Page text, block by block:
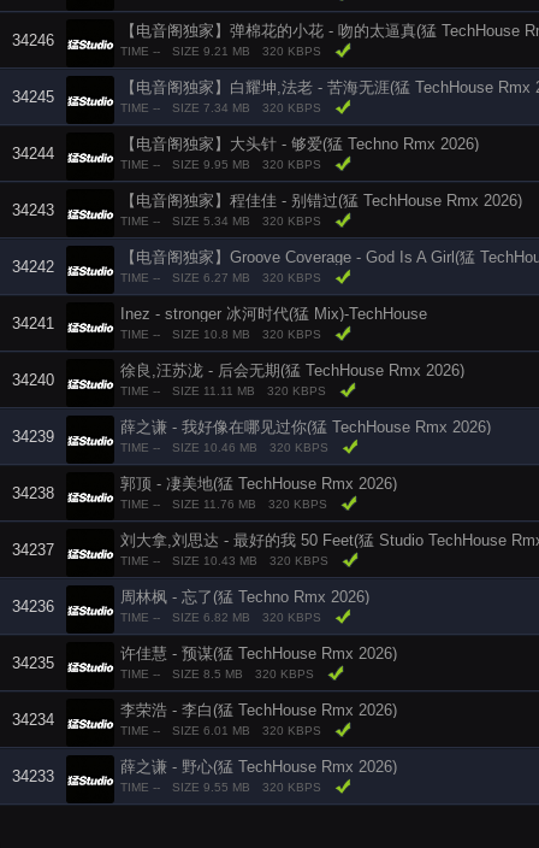
34246
【电音阁独家】弹棉花的小花 - 吻的太逼真(猛 TechHouse
TIME -- SIZE 9.21 MB 320 KBPS
34245
【电音阁独家】白耀坤,法老 - 苦海无涯(猛 TechHouse Rmx
TIME -- SIZE 7.34 MB 320 KBPS
34244
【电音阁独家】大头针 - 够爱(猛 Techno Rmx 2026)
TIME -- SIZE 9.95 MB 320 KBPS
34243
【电音阁独家】程佳佳 - 别错过(猛 TechHouse Rmx 2026)
TIME -- SIZE 5.34 MB 320 KBPS
34242
【电音阁独家】Groove Coverage - God Is A Girl(猛
TIME -- SIZE 6.27 MB 320 KBPS
34241
Inez - stronger 冰河时代(猛 Mix)-TechHouse
TIME -- SIZE 10.8 MB 320 KBPS
34240
徐良,汪苏泷 - 后会无期(猛 TechHouse Rmx 2026)
TIME -- SIZE 11.11 MB 320 KBPS
34239
薛之谦 - 我好像在哪见过你(猛 TechHouse Rmx 2026)
TIME -- SIZE 10.46 MB 320 KBPS
34238
郭顶 - 凄美地(猛 TechHouse Rmx 2026)
TIME -- SIZE 11.76 MB 320 KBPS
34237
刘大拿,刘思达 - 最好的我 50 Feet(猛 Studio TechHouse
TIME -- SIZE 10.43 MB 320 KBPS
34236
周林枫 - 忘了(猛 Techno Rmx 2026)
TIME -- SIZE 6.82 MB 320 KBPS
34235
许佳慧 - 预谋(猛 TechHouse Rmx 2026)
TIME -- SIZE 8.5 MB 320 KBPS
34234
李荣浩 - 李白(猛 TechHouse Rmx 2026)
TIME -- SIZE 6.01 MB 320 KBPS
34233
薛之谦 - 野心(猛 TechHouse Rmx 2026)
TIME -- SIZE 9.55 MB 320 KBPS